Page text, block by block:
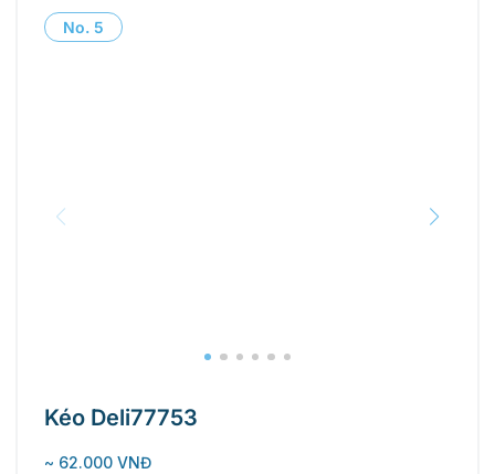
No. 5
Kéo Deli77753
~ 62.000 VNĐ